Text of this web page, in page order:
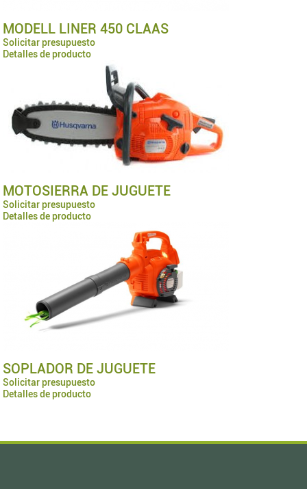
MODELL LINER 450 CLAAS
Solicitar presupuesto
Detalles de producto
MOTOSIERRA DE JUGUETE
Solicitar presupuesto
Detalles de producto
SOPLADOR DE JUGUETE
Solicitar presupuesto
Detalles de producto